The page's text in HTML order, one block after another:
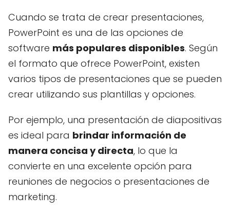
Cuando se trata de crear presentaciones,
PowerPoint es una de las opciones de
software más populares disponibles. Según
el formato que ofrece PowerPoint, existen
varios tipos de presentaciones que se pueden
crear utilizando sus plantillas y opciones.
Por ejemplo, una presentación de diapositivas
es ideal para brindar información de
manera concisa y directa, lo que la
convierte en una excelente opción para
reuniones de negocios o presentaciones de
marketing.